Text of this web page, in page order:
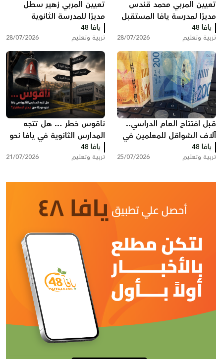
تعيين المربي محمد قندس
مديرًا لمدرسة يافا المستقبل
الثانوية
يافا 48
تربية وتعليم 28/07/2026
تعيين المربي زهير سطل
مديرًا للمدرسة الثانوية
الشاملة في يافا
يافا 48
تربية وتعليم 28/07/2026
قبل افتتاح العام الدراسي..
آلاف الشواقل للمعلمين في
البلاد ضمن منحة الملابس
يافا 48
تربية وتعليم 25/07/2026
ناقوس خطر … هل تتجه
المدارس الثانوية في يافا نحو
مرحلة من عدم الاستقرار؟
يافا 48
تربية وتعليم 21/07/2026